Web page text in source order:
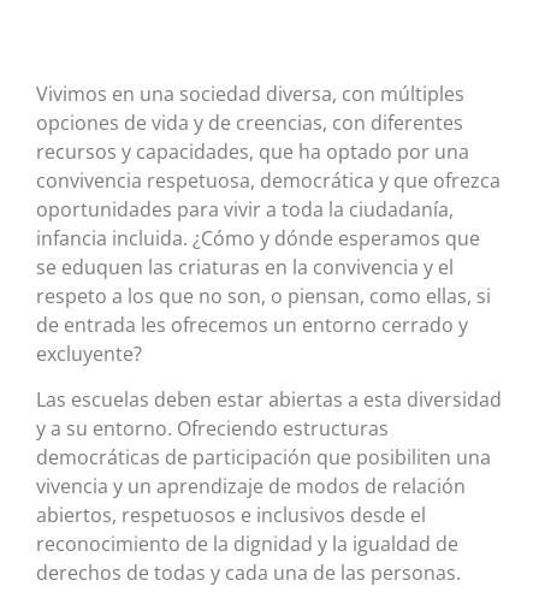
Vivimos en una sociedad diversa, con múltiples
opciones de vida y de creencias, con diferentes
recursos y capacidades, que ha optado por una
convivencia respetuosa, democrática y que ofrezca
oportunidades para vivir a toda la ciudadanía,
infancia incluida. ¿Cómo y dónde esperamos que
se eduquen las criaturas en la convivencia y el
respeto a los que no son, o piensan, como ellas, si
de entrada les ofrecemos un entorno cerrado y
excluyente?
Las escuelas deben estar abiertas a esta diversidad
y a su entorno. Ofreciendo estructuras
democráticas de participación que posibiliten una
vivencia y un aprendizaje de modos de relación
abiertos, respetuosos e inclusivos desde el
reconocimiento de la dignidad y la igualdad de
derechos de todas y cada una de las personas.